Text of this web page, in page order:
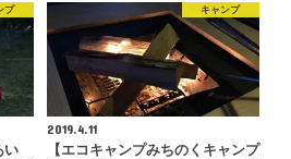
プ
い
キャンプ
2019.4.11
【エコキャンプみちのくキャンプ